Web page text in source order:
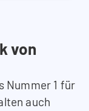
von
Nummer 1 für
auch